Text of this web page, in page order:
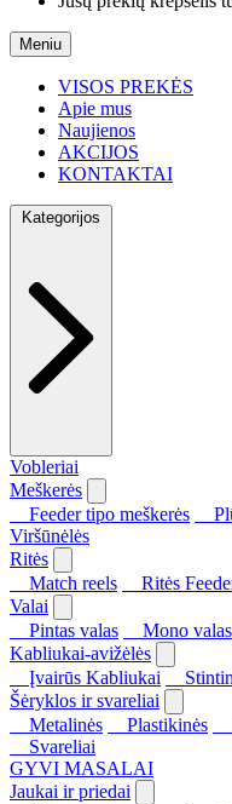
Meniu
VISOS PREKĖS
Apie mus
Naujienos
AKCIJOS
KONTAKTAI
Kategorijos
Vobleriai
Meškerės
Feeder tipo meškerės
Viršūnėlės
Ritės
Match reels
Ritės
Valai
Pintas valas
Mono valas
Kabliukai-avižėlės
Įvairūs Kabliukai
Šėryklos ir svareliai
Metalinės
Plastikinės
Svareliai
GYVI MASALAI
Jaukai ir priedai